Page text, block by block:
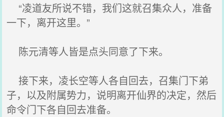
“凌道友所说不错，我们这就召集众人，准备
一下，离开这里。”
陈元清等人皆是点头同意了下来。
接下来，凌长空等人各自回去，召集门下弟
子，以及附属势力，说明离开仙界的决定，然后
命令门下各自回去准备。